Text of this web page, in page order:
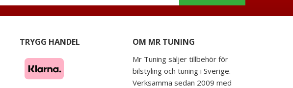
TRYGG HANDEL OM MR TUNING
Mr Tuning säljer tillbehör för
bilstyling och tuning i Sverige.
Verksamma sedan 2009 med